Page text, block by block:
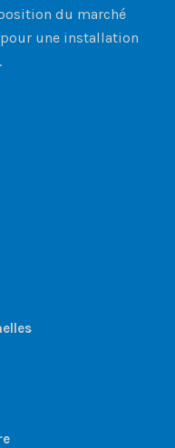
du marché
une installation